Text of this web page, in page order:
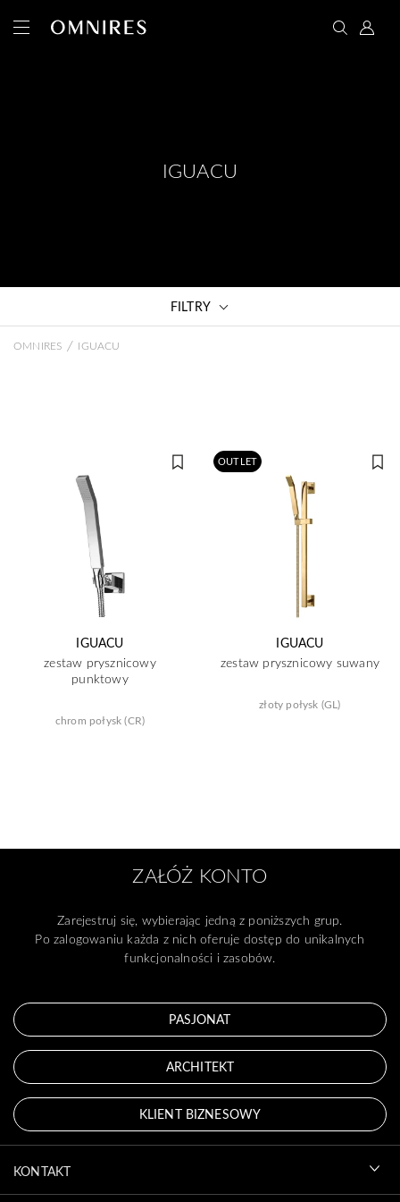
IGUACU
FILTRY
OMNIRES / IGUACU
IGUACU
zestaw prysznicowy
punktowy
chrom połysk (CR)
OUTLET
IGUACU
zestaw prysznicowy suwany
złoty połysk (GL)
ZAŁÓŻ KONTO
Zarejestruj się, wybierając jedną z poniższych grup.
Po zalogowaniu każda z nich oferuje dostęp do unikalnych
funkcjonalności i zasobów.
PASJONAT
ARCHITEKT
KLIENT BIZNESOWY
KONTAKT